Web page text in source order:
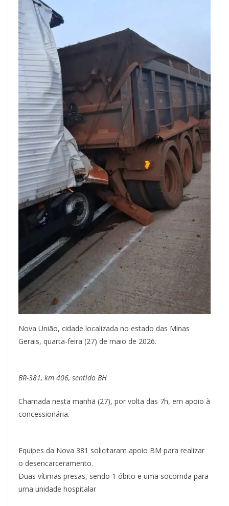
Nova União, cidade localizada no estado das Minas
Gerais, quarta-feira (27) de maio de 2026.
BR-381, km 406, sentido BH
Chamada nesta manhã (27), por volta das 7h, em apoio à
concessionária.
Equipes da Nova 381 solicitaram apoio BM para realizar
o desencarceramento.
Duas vítimas presas, sendo 1 óbito e uma socorrida para
uma unidade hospitalar